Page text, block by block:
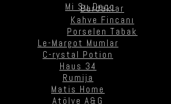
Mi Su Deco
Bardaklar
Kahve Fincanı
Porselen Tabak
Le-Margot Mumlar
C-rystal Potion
Haus 34
Rumija
Matis Home
Atölye A&G